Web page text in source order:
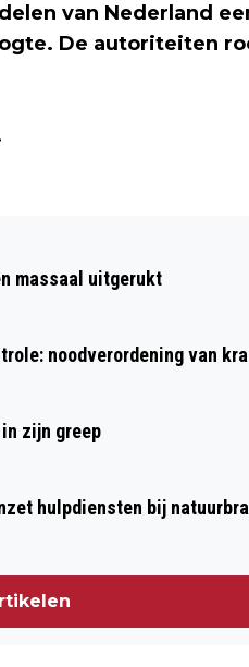
van Nederland
De autoriteiten
EXAMENS
massaal uitgerukt
noodverordening van
zijn greep
hulpdiensten bij